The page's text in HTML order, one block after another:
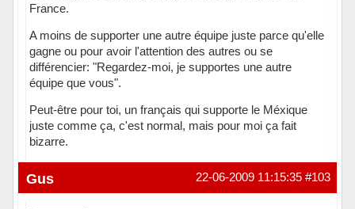
France.
A moins de supporter une autre équipe juste parce qu'elle
gagne ou pour avoir l'attention des autres ou se
différencier: "Regardez-moi, je supportes une autre
équipe que vous".
Peut-être pour toi, un français qui supporte le Méxique
juste comme ça, c'est normal, mais pour moi ça fait
bizarre.
Hors ligne #103
22-06-2009 11:15:35
Gus